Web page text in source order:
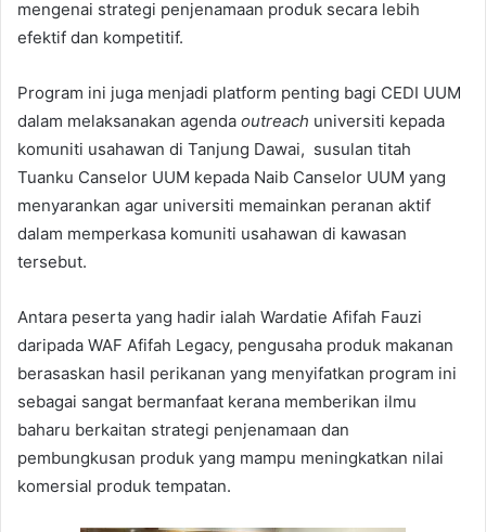
mengenai strategi penjenamaan produk secara lebih
efektif dan kompetitif.
Program ini juga menjadi platform penting bagi CEDI UUM
dalam melaksanakan agenda outreach universiti kepada
komuniti usahawan di Tanjung Dawai, susulan titah
Tuanku Canselor UUM kepada Naib Canselor UUM yang
menyarankan agar universiti memainkan peranan aktif
dalam memperkasa komuniti usahawan di kawasan
tersebut.
Antara peserta yang hadir ialah Wardatie Afifah Fauzi
daripada WAF Afifah Legacy, pengusaha produk makanan
berasaskan hasil perikanan yang menyifatkan program ini
sebagai sangat bermanfaat kerana memberikan ilmu
baharu berkaitan strategi penjenamaan dan
pembungkusan produk yang mampu meningkatkan nilai
komersial produk tempatan.